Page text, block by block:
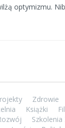
optymizmu.
Zdrowie
Książki